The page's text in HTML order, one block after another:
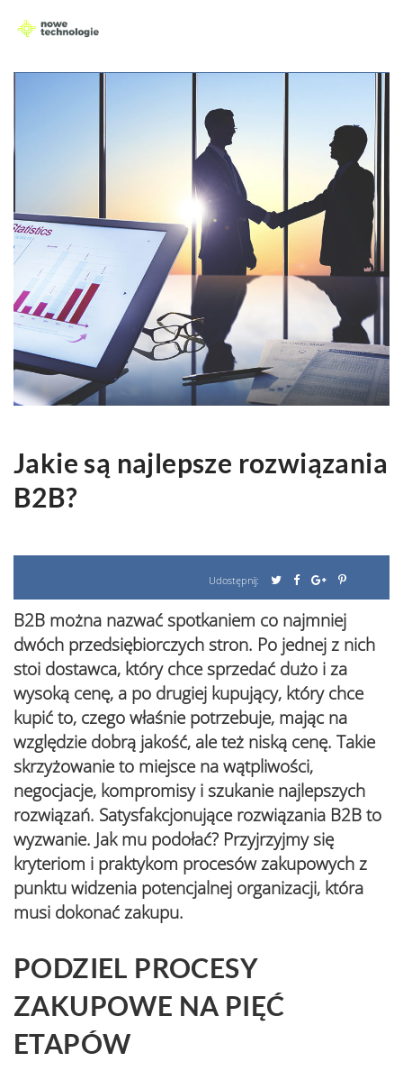
Jakie są najlepsze rozwiązania
B2B?
Udostępnij:
B2B można nazwać spotkaniem co najmniej
dwóch przedsiębiorczych stron. Po jednej z nich
stoi dostawca, który chce sprzedać dużo i za
wysoką cenę, a po drugiej kupujący, który chce
kupić to, czego właśnie potrzebuje, mając na
względzie dobrą jakość, ale też niską cenę. Takie
skrzyżowanie to miejsce na wątpliwości,
negocjacje, kompromisy i szukanie najlepszych
rozwiązań. Satysfakcjonujące rozwiązania B2B to
wyzwanie. Jak mu podołać? Przyjrzyjmy się
kryteriom i praktykom procesów zakupowych z
punktu widzenia potencjalnej organizacji, która
musi dokonać zakupu.
PODZIEL PROCESY
ZAKUPOWE NA PIĘĆ
ETAPÓW